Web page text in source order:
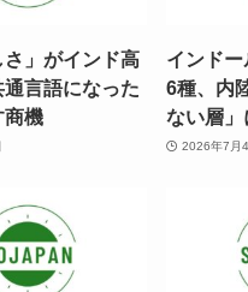
さ」がインド高
言語になった
商機
インド
6種、内
ない層
2026年7月